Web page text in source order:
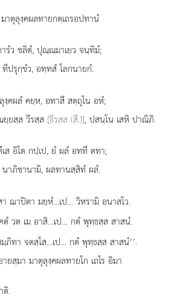
าตุลุงฺคผลทายกตฺเถรอปทานํ
รํว ชลิตํ, ปุณฺณมาเยว จนฺทิมํ;
ปรุกฺขํว, อทฺทสํ โลกนายกํ.
งฺคผลํ คยฺห, อทาสึ สตฺถุโน อหํ;
ยฺยสฺส วีรสฺส [ธีรสฺส (สี.)], ปสนฺโน เสหิ ปาณิภิ.
เส อิโต กปฺเป, ยํ ผลํ อททึ ตทา;
าภิชานามิ, ผลทานสฺสิทํ ผลํ.
สา ฌาปิตา มยฺหํ…เป… วิหรามิ อนาสโว.
คตํ วต เม อาสิ…เป… กตํ พุทฺธสฺส สาสนํ.
มฺภิทา จตสฺโส…เป… กตํ พุทฺธสฺส สาสนํ’’.
ยสฺมา มาตุลุงฺคผลทายโก เถโร อิมา
ติ.